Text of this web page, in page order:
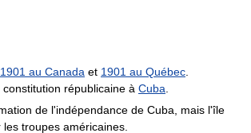
1901 au Canada et 1901 au Québec
républicaine à Cuba
de l'indépendance de Cuba, mais l'île
troupes américaines.